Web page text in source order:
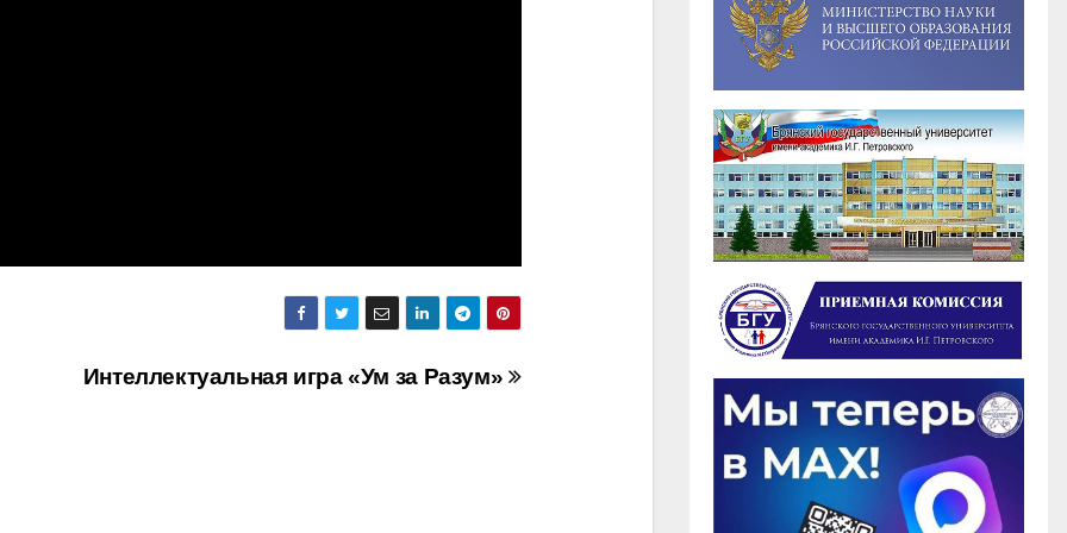
Интеллектуальная игра «Ум за Разум»